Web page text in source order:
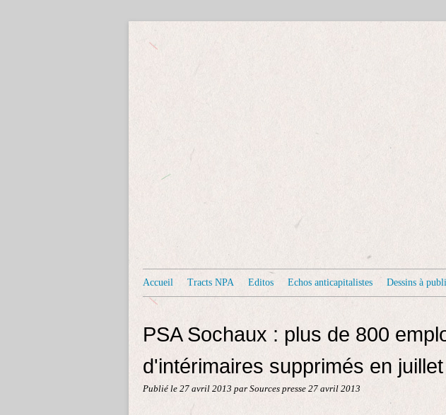
Accueil Tracts NPA Editos Echos anticapitalistes Dessins à
PSA Sochaux : plus de 800
d'intérimaires supprimés en
Publié le 27 avril 2013 par Sources presse 27 avril 2013